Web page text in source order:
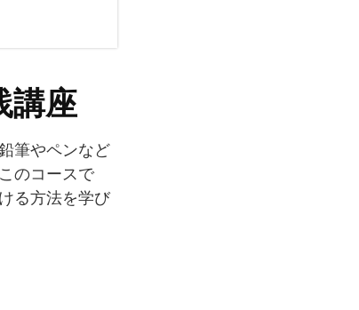
講座
筆やペンなど
のコースで
る方法を学び